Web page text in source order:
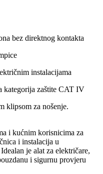
bez direktnog kontakta
instalacijama
kategorija zaštite CAT IV
klipsom za nošenje.
i kućnim korisnicima za
i instalacija u
je alat za električare,
i sigurnu provjeru